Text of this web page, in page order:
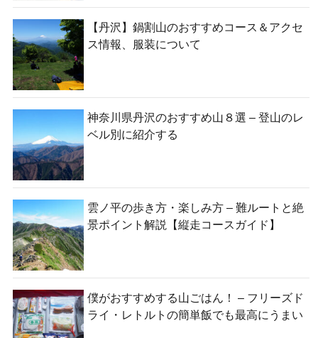
【丹沢】鍋割山のおすすめコース＆アクセ
ス情報、服装について
神奈川県丹沢のおすすめ山８選 – 登山のレ
ベル別に紹介する
雲ノ平の歩き方・楽しみ方 – 難ルートと絶
景ポイント解説【縦走コースガイド】
僕がおすすめする山ごはん！ – フリーズド
ライ・レトルトの簡単飯でも最高にうまい